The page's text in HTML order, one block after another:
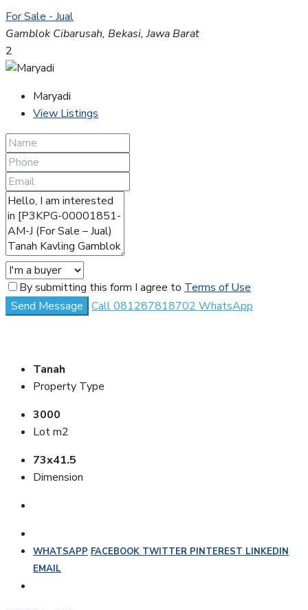
For Sale - Jual
Gamblok Cibarusah, Bekasi, Jawa Barat
2
Maryadi
View Listings
By submitting this form I agree to Terms of Use
Send Message Call081287818702 WhatsApp
Tanah
Property Type
3000
Lot m2
73x41.5
Dimension
WHATSAPP FACEBOOK TWITTER PINTEREST LINKEDIN
EMAIL